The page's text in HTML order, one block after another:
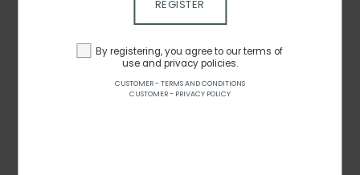
REGISTER
By registering, you agree to our terms of
use and privacy policies.
CUSTOMER - TERMS AND CONDITIONS
CUSTOMER - PRIVACY POLICY
Verwendungszwecks helfen. Kasse: